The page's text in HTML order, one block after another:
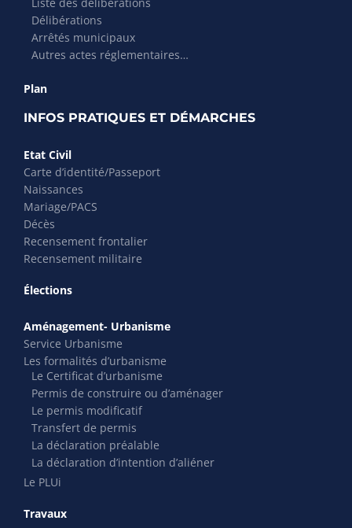
Délibérations
Arrêtés municipaux
Autres actes réglementaires…
Plan
INFOS PRATIQUES ET DÉMARCHES
Etat Civil
Carte d’identité/Passeport
Naissances
Mariage/PACS
Décès
Recensement frontalier
Recensement militaire
Élections
Aménagement- Urbanisme
Service Urbanisme
Les formalités d’urbanisme
Le Certificat d’urbanisme
Permis de construire ou d’aménager
Le permis modificatif
Transfert de permis
La déclaration préalable
La déclaration d’intention d’aliéner
Le PLUi
Travaux